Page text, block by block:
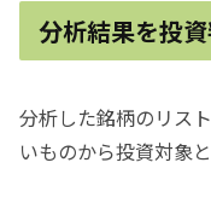
分析結果を投
分析した銘柄のリス
いものから投資対象と